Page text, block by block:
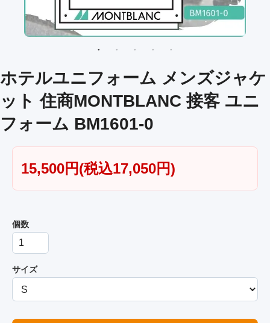
ホテルユニフォーム メンズジャケ
ット 住商MONTBLANC 接客 ユニ
フォーム BM1601-0
15,500円(税込17,050円)
個数
サイズ